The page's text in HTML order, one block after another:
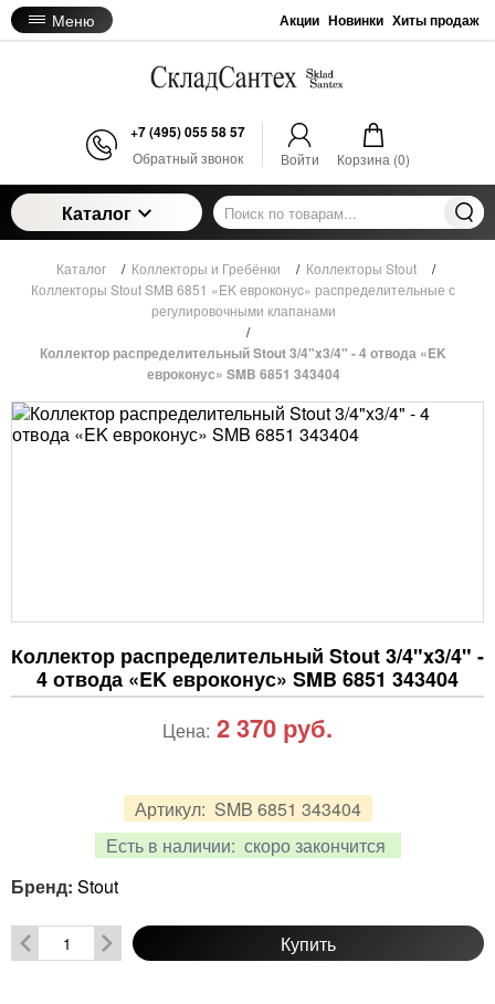
Меню Акции Новинки Хиты продаж
+7 (495) 055 58 57
Обратный звонок Войти Корзина (0)
Каталог
Каталог / Коллекторы и Гребёнки / Коллекторы Stout
/
Коллекторы Stout SMB 6851 «EK евроконуc» распределительные с
регулировочными клапанами
/
Коллектор распределительный Stout 3/4"x3/4" - 4 отвода «EK
евроконус» SMB 6851 343404
Коллектор распределительный Stout 3/4"x3/4" -
4 отвода «EK евроконус» SMB 6851 343404
Артикул: SMB 6851 343404
Есть в наличии: скоро закончится
Цена: 2 370 руб.
Бренд: Stout
Купить